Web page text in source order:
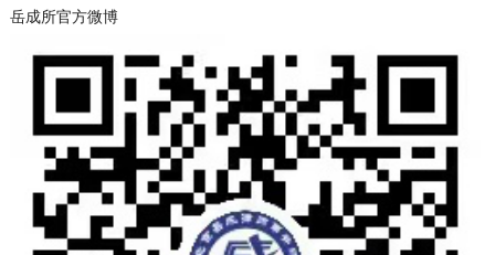
岳成所官方微博